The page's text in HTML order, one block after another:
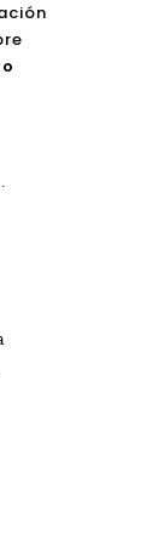
limpieza del aire en casa